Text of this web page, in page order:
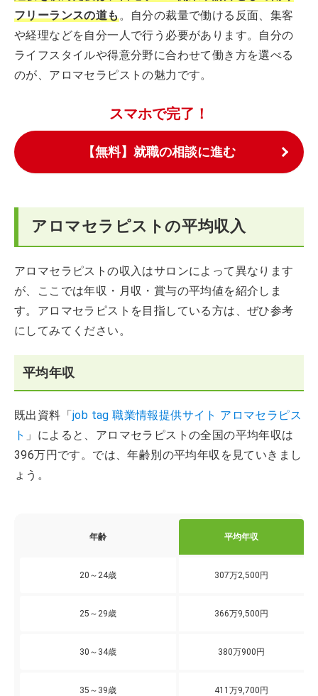
フリーランスの道も。自分の裁量で働ける反面、集客
や経理などを自分一人で行う必要があります。自分の
ライフスタイルや得意分野に合わせて働き方を選べる
のが、アロマセラピストの魅力です。
スマホで完了！
【無料】就職の相談に進む
アロマセラピストの平均収入
アロマセラピストの収入はサロンによって異なります
が、ここでは年収・月収・賞与の平均値を紹介しま
す。アロマセラピストを目指している方は、ぜひ参考
にしてみてください。
平均年収
既出資料「job tag 職業情報提供サイト アロマセラピス
ト 」によると、アロマセラピストの全国の平均年収は
396万円です。では、年齢別の平均年収を見ていきまし
ょう。
年齢 平均年収
20～24歳 307万2,500円
25～29歳 366万9,500円
30～34歳 380万900円
35～39歳 411万9,700円